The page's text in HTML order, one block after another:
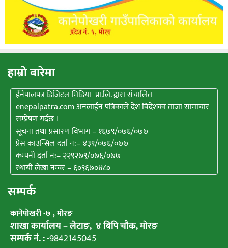
हाम्राे बारेमा
ईनेपालपत्र डिजिटल मिडिया प्रा.लि. द्वारा संचालित
enepalpatra.com अनलाईन पत्रिकाले देश बिदेशका ताजा सामाचार
सम्प्रेषण गर्दछ ।
सूचना तथा प्रसारण विभाग – १६७९/०७६/०७७
प्रेस काउन्सिल दर्ता न:– ४३९/०७६/०७७
कम्पनी दर्ता न:– २२९२७९/०७६/०७७
स्थायी लेखा नम्वर – ६०९६७०४८०
सम्पर्क
कानेपाेखरी -७ , मोरङ
शाखा कार्यालय – लेटाङ, ४ बिपि चाैक, माेरङ
सम्पर्क नं. :-9842145045